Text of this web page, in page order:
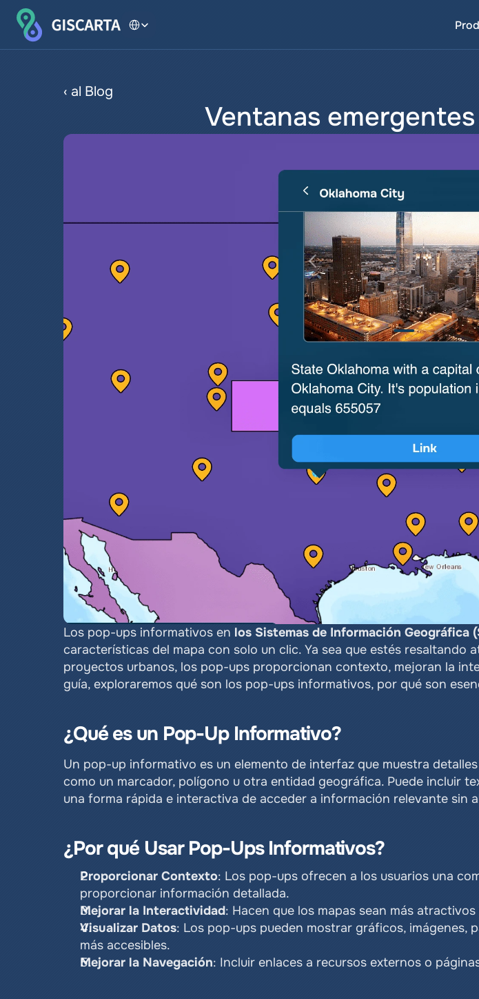
‹ al Blog
Ventanas
Los pop-ups informativos en los Sistemas de Información Geográfica
características del mapa con solo un clic. Ya sea que estés
proyectos urbanos, los pop-ups proporcionan contexto, mejoran la
guía, exploraremos qué son los pop-ups informativos, por qué son
¿Qué es un Pop-Up Informativo?
Un pop-up informativo es un elemento de interfaz que muestra
como un marcador, polígono u otra entidad geográfica. Puede incluir
una forma rápida e interactiva de acceder a información relevante sin
¿Por qué Usar Pop-Ups Informativos?
Proporcionar Contexto: Los pop-ups ofrecen a los usuarios una
proporcionar información detallada.
Mejorar la Interactividad: Hacen que los mapas sean más
Visualizar Datos: Los pop-ups pueden mostrar gráficos, imágenes,
más accesibles.
Mejorar la Navegación: Incluir enlaces a recursos externos o